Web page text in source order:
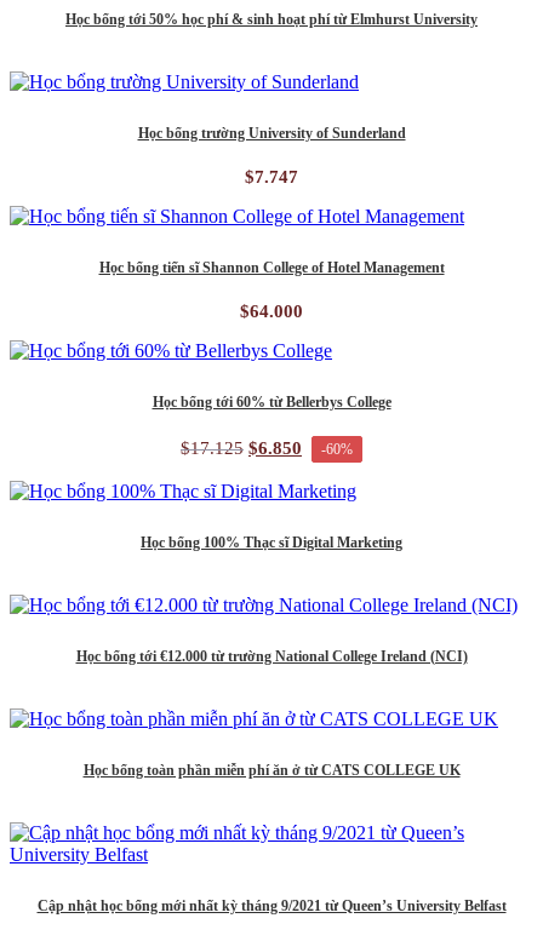
Học bổng tới 50% học phí & sinh hoạt phí từ Elmhurst University
Học bổng trường University of Sunderland
$7.747
Học bổng tiến sĩ Shannon College of Hotel Management
$64.000
Học bổng tới 60% từ Bellerbys College
$17.125 $6.850 -60%
Học bổng 100% Thạc sĩ Digital Marketing
Học bổng tới €12.000 từ trường National College Ireland (NCI)
Học bổng toàn phần miễn phí ăn ở từ CATS COLLEGE UK
Cập nhật học bổng mới nhất kỳ tháng 9/2021 từ Queen’s University Belfast